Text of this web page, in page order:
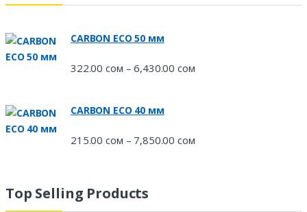
CARBON ECO 50 мм
322.00сом – 6,430.00 сомДиапазон
CARBON ECO 40 мм
215.00сом – 7,850.00 сомДиапазон
Top Selling Products